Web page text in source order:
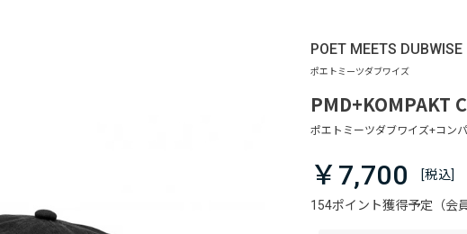
POET MEETS DUBWISE
PMD+KOMPAKT
154ポイント獲得予定（会
￥7,700